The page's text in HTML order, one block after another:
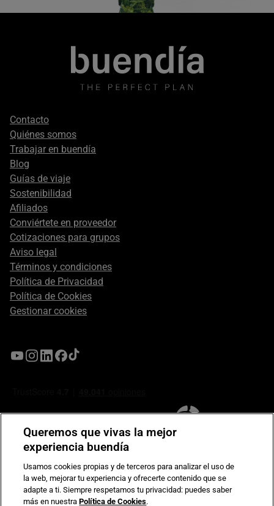
Footer
secondary
Contacto
Quiénes somos
Trabajar en buendía
Blog
Guías de viaje
Sostenibilidad
Afiliados
Conviértete en proveedor
Cotizaciones para grupos
Aviso legal
Términos y condiciones
Política de Privacidad
Política de Cookies
Gestionar cookies
Compromiso de seguridad en pagos electrónicos
Queremos que vivas la mejor
experiencia buendía
Usamos cookies propias y de terceros para analizar el uso de
la web, mejorar tu experiencia y ofrecerte contenido que se
adapte a ti. Siempre respetamos tu privacidad: puedes saber
más en nuestraPolítica de Cookies.